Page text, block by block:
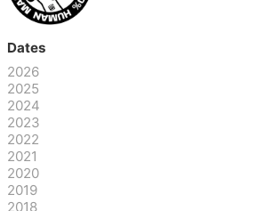
Dates
2026
2025
2024
2023
2022
2021
2020
2019
2018